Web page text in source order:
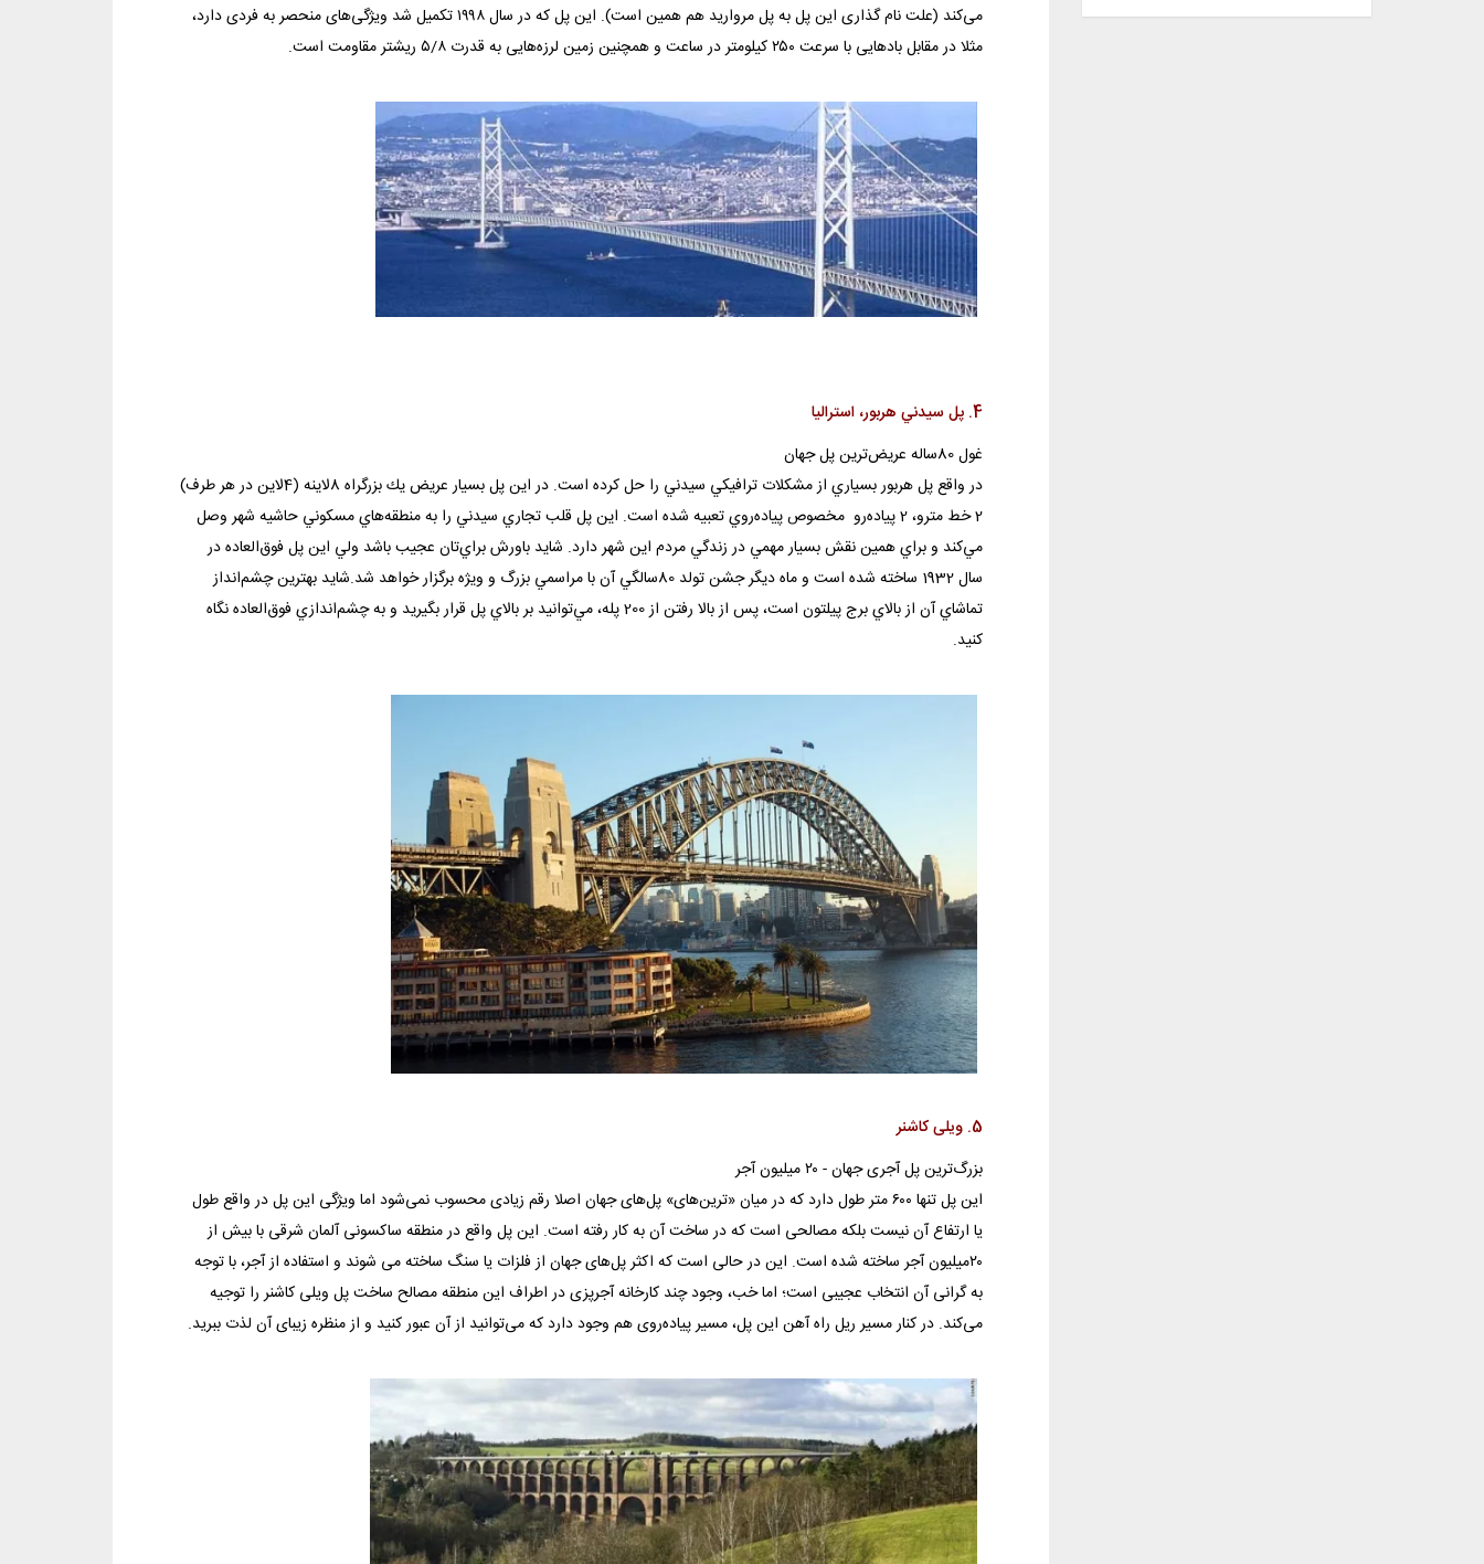
می‌كند (علت نام گذاری این پل به پل مروارید هم همین است). این پل كه در سال ۱۹۹۸ تكمیل شد ویژگی‌های منحصر به فردی دارد،
مثلا در مقابل بادهایی با سرعت ۲۵۰ كیلومتر در ساعت و همچنین زمین ‌لرزه‌هایی به قدرت ۵/۸ ریشتر مقاومت است.
4. پل سيدني هربور، استراليا
غول 80ساله عريض‌ترين پل جهان
در واقع پل هربور بسياري از مشكلات ترافيكي سيدني را حل كرده است. در اين پل بسيار عريض يك بزرگراه 8لاينه (4لاين در هر طرف)
2 خط مترو، 2 پياده‌رو مخصوص پياده‌روي تعبيه شده است. اين پل قلب تجاري سيدني را به منطقه‌هاي مسكوني حاشيه شهر وصل
مي‌كند و براي همين نقش بسيار مهمي در زندگي مردم اين شهر دارد. شايد باورش براي‌تان عجيب باشد ولي اين پل فوق‌العاده در
سال 1932 ساخته شده است و ماه ديگر جشن تولد 80سالگي آن با مراسمي بزرگ و ويژه برگزار خواهد شد.شايد بهترين چشم‌انداز
تماشاي آن از بالاي برج پيلتون است،‌ پس از بالا رفتن از 200 پله، مي‌توانيد بر بالاي پل قرار بگيريد و به چشم‌اندازي فوق‌العاده نگاه
كنيد.
5. ویلی کاشنر
بزرگ‌ترین پل آجری جهان - ۲۰ میلیون آجر
این پل تنها ۶۰۰ متر طول دارد كه در میان «ترین‌‌های» پل‌های جهان اصلا رقم زیادی محسوب نمی‌شود اما ویژگی این پل در واقع طول
یا ارتفاع آن نیست بلكه مصالحی است كه در ساخت آن به كار رفته است. این پل واقع در منطقه ساكسونی آلمان شرقی با بیش از
۲۰میلیون آجر ساخته شده است. این در حالی است كه اكثر پل‌های جهان از فلزات یا سنگ ساخته می شوند و استفاده از آجر، با توجه
به گرانی آن انتخاب عجیبی است؛ اما خب، وجود چند كارخانه آجرپزی در اطراف این منطقه مصالح ساخت پل ویلی کاشنر را توجیه
می‌كند. در كنار مسیر ریل راه آهن این پل، مسیر پیاده‌روی هم وجود دارد كه می‌توانید از آن عبور كنید و از منظره زیبای آن لذت ببرید.